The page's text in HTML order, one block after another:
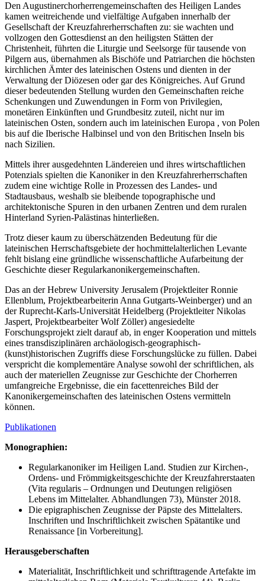
Den Augustinerchorherrengemeinschaften des Heiligen Landes
kamen weitreichende und vielfältige Aufgaben innerhalb der
Gesellschaft der Kreuzfahrerherrschaften zu: sie wachten und
vollzogen den Gottesdienst an den heiligsten Stätten der
Christenheit, führten die Liturgie und Seelsorge für tausende von
Pilgern aus, übernahmen als Bischöfe und Patriarchen die höchsten
kirchlichen Ämter des lateinischen Ostens und dienten in der
Verwaltung der Diözesen oder gar des Königreiches. Auf Grund
dieser bedeutenden Stellung wurden den Gemeinschaften reiche
Schenkungen und Zuwendungen in Form von Privilegien,
monetären Einkünften und Grundbesitz zuteil, nicht nur im
lateinischen Osten, sondern auch im lateinischen Europa , von Polen
bis auf die Iberische Halbinsel und von den Britischen Inseln bis
nach Sizilien.
Mittels ihrer ausgedehnten Ländereien und ihres wirtschaftlichen
Potenzials spielten die Kanoniker in den Kreuzfahrerherrschaften
zudem eine wichtige Rolle in Prozessen des Landes- und
Stadtausbaus, weshalb sie bleibende topographische und
architektonische Spuren in den urbanen Zentren und dem ruralen
Hinterland Syrien-Palästinas hinterließen.
Trotz dieser kaum zu überschätzenden Bedeutung für die
lateinischen Herrschaftsgebiete der hochmittelalterlichen Levante
fehlt bislang eine gründliche wissenschaftliche Aufarbeitung der
Geschichte dieser Regularkanonikergemeinschaften.
Das an der Hebrew University Jerusalem (Projektleiter Ronnie
Ellenblum, Projektbearbeiterin Anna Gutgarts-Weinberger) und an
der Ruprecht-Karls-Universität Heidelberg (Projektleiter Nikolas
Jaspert, Projektbearbeiter Wolf Zöller) angesiedelte
Forschungsprojekt zielt darauf ab, in enger Kooperation und mittels
eines transdisziplinären archäologisch-geographisch-
(kunst)historischen Zugriffs diese Forschungslücke zu füllen. Dabei
verspricht die komplementäre Analyse sowohl der schriftlichen, als
auch der materiellen Zeugnisse zur Geschichte der Chorherren
umfangreiche Ergebnisse, die ein facettenreiches Bild der
Kanonikergemeinschaften des lateinischen Ostens vermitteln
können.
Publikationen
Monographien:
Regularkanoniker im Heiligen Land. Studien zur Kirchen-,
Ordens- und Frömmigkeitsgeschichte der Kreuzfahrerstaaten
(Vita regularis – Ordnungen und Deutungen religiösen
Lebens im Mittelalter. Abhandlungen 73), Münster 2018.
Die epigraphischen Zeugnisse der Päpste des Mittelalters.
Inschriften und Inschriftlichkeit zwischen Spätantike und
Renaissance [in Vorbereitung].
Herausgeberschaften
Materialität, Inschriftlichkeit und schrifttragende Artefakte im